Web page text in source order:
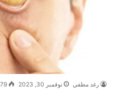
رغد مطفي نوفمبر 30, 2023